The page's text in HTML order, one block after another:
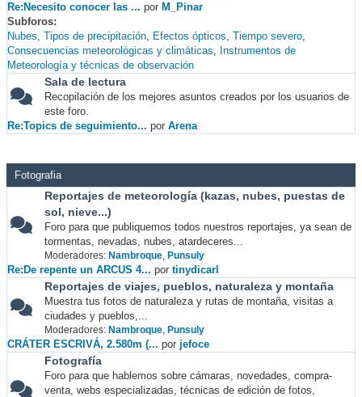
Re:Necesito conocer las ... por M_Pinar
Subforos
Nubes Tipos de precipitación Efectos ópticos Tiempo severo
Consecuencias meteorológicas y climáticas
Instrumentos de
Meteorología y técnicas de observación
Sala de lectura
Recopilación de los mejores asuntos creados por los usuarios de
este foro.
Re:Topics de seguimiento... por Arena
Fotografia
Reportajes de meteorología (kazas, nubes, puestas de
sol, nieve...)
Foro para que publiquemos todos nuestros reportajes, ya sean de
tormentas, nevadas, nubes, atardeceres...
Moderadores: Nambroque, Punsuly
Re:De repente un ARCUS 4... por tinydicarl
Reportajes de viajes, pueblos, naturaleza y montaña
Muestra tus fotos de naturaleza y rutas de montaña, visitas a
ciudades y pueblos,...
Moderadores: Nambroque, Punsuly
CRÁTER ESCRIVÁ, 2.580m (... por jefoce
Fotografía
Foro para que hablemos sobre cámaras, novedades, compra-
venta, webs especializadas, técnicas de edición de fotos,